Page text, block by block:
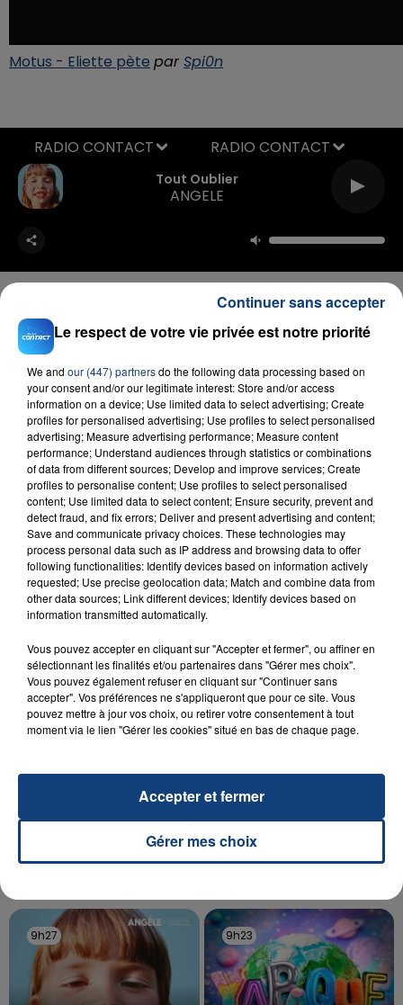
Motus - Eliette pète par Spi0n
Tout Oublier
ANGELE
RADIO CONTACT
FIL D'ACTU
23 juillet 2026
INCENDIE MORTEL À LENS : UNE FEMME ET
SON BÉBÉ ENTRE LA VIE ET LA...
Un homme s'est immolé par le feu après avoir
aspergé sa compagne et leur bébé de trois mois
d'un liquide inflammable.
UNE ADOLESCENTE DEVANT SE FAIRE
OPÉRER DE LA CHEVILLE RESSORT DE LA...
La famille a porté plainte contre la clinique qui a
reconnu sa responsabilité et présenté ses
excuses.
9h27
9h27 9h23
9h23
Le respect de votre vie privée est notre priorité
We and our (447) partnersdo the following data processing based on
your consent and/or our legitimate interest: Store and/or access
information on a device; Use limited data to select advertising; Create
profiles for personalised advertising; Use profiles to select personalised
advertising; Measure advertising performance; Measure content
performance; Understand audiences through statistics or combinations
of data from different sources; Develop and improve services; Create
profiles to personalise content; Use profiles to select personalised
content; Use limited data to select content; Ensure security, prevent and
detect fraud, and fix errors; Deliver and present advertising and content;
Save and communicate privacy choices. These technologies may
process personal data such as IP address and browsing data to offer
following functionalities: Identify devices based on information actively
requested; Use precise geolocation data; Match and combine data from
other data sources; Link different devices; Identify devices based on
information transmitted automatically.
Vous pouvez accepter en cliquant sur "Accepter et fermer", ou affiner en
sélectionnant les finalités et/ou partenaires dans "Gérer mes choix".
Vous pouvez également refuser en cliquant sur "Continuer sans
accepter". Vos préférences ne s'appliqueront que pour ce site. Vous
pouvez mettre à jour vos choix, ou retirer votre consentement à tout
moment via le lien "Gérer les cookies" situé en bas de chaque page.
Gérer mes choix
Accepter et fermer
Continuer sans accepter